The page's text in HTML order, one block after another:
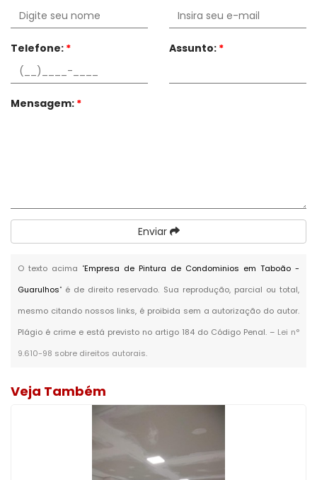
Telefone: * Assunto: *
Mensagem: *
Enviar
O texto acima "Empresa de Pintura de Condominios em Taboão -
Guarulhos" é de direito reservado. Sua reprodução, parcial ou total,
mesmo citando nossos links, é proibida sem a autorização do autor.
Plágio é crime e está previsto no artigo 184 do Código Penal. – Lei n°
9.610-98 sobre direitos autorais.
Veja Também